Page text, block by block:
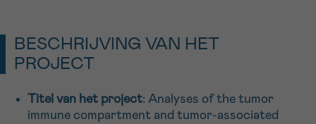
BESCHRIJVING VAN HET
PROJECT
Titel van het project: Analyses of the tumor
immune compartment and tumor-associated
VOORNAAM
Via ons
contactformulier
Meer weten over Kankerinfo
TERUG
NAAM
9h-11h
13h-16h